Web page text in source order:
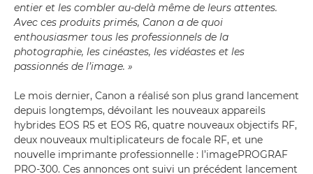
entier et les combler au-delà même de leurs attentes.
Avec ces produits primés, Canon a de quoi
enthousiasmer tous les professionnels de la
photographie, les cinéastes, les vidéastes et les
passionnés de l’image. »
Le mois dernier, Canon a réalisé son plus grand lancement
depuis longtemps, dévoilant les nouveaux appareils
hybrides EOS R5 et EOS R6, quatre nouveaux objectifs RF,
deux nouveaux multiplicateurs de focale RF, et une
nouvelle imprimante professionnelle : l’imagePROGRAF
PRO-300. Ces annonces ont suivi un précédent lancement